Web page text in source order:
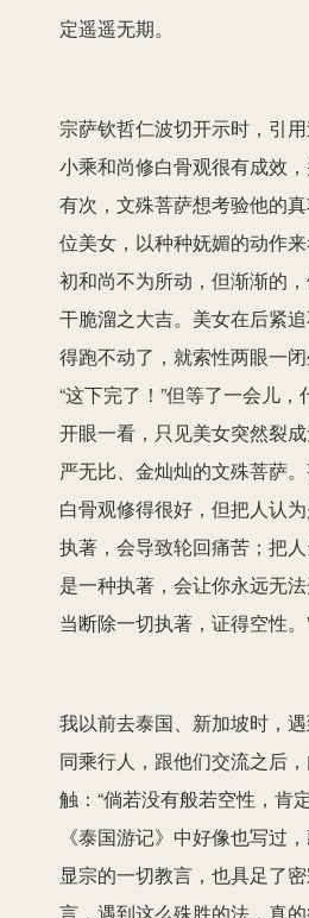
定遥遥无期。
宗萨钦哲仁波切开示时，引
小乘和尚修白骨观很有成效，
有次，文殊菩萨想考验他的
位美女，以种种妩媚的动作
初和尚不为所动，但渐渐的
干脆溜之大吉。美女在后紧
得跑不动了，就索性两眼一
“这下完了！”但等了一会儿
开眼一看，只见美女突然裂
严无比、金灿灿的文殊菩萨
白骨观修得很好，但把人认
执著，会导致轮回痛苦；把
是一种执著，会让你永远无
当断除一切执著，证得空性。
我以前去泰国、新加坡时，
同乘行人，跟他们交流之后
触：“倘若没有般若空性，肯
《泰国游记》中好像也写过
显宗的一切教言，也具足了